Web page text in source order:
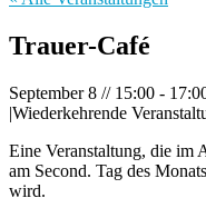
Trauer-Café
September 8 // 15:00 -
|Wiederkehrende
Eine Veranstaltung, die im
am Second. Tag des
wird.